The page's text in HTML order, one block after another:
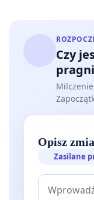
Czy
Opisz
Zasilane